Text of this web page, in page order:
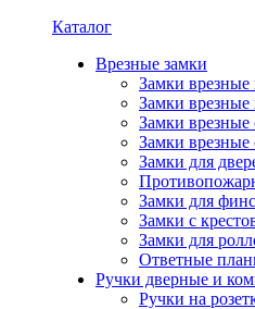
Каталог
Врезные замки
Замки
Замки
Замки врезные
Замки врезные
Замки для
Замки для
Замки с
Замки для
Ответные
Ручки дверные и
Ручки на